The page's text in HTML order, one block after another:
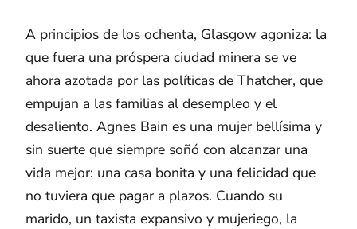
A principios de los ochenta, Glasgow agoniza: la
que fuera una próspera ciudad minera se ve
ahora azotada por las políticas de Thatcher, que
empujan a las familias al desempleo y el
desaliento. Agnes Bain es una mujer bellísima y
sin suerte que siempre soñó con alcanzar una
vida mejor: una casa bonita y una felicidad que
no tuviera que pagar a plazos. Cuando su
marido, un taxista expansivo y mujeriego, la